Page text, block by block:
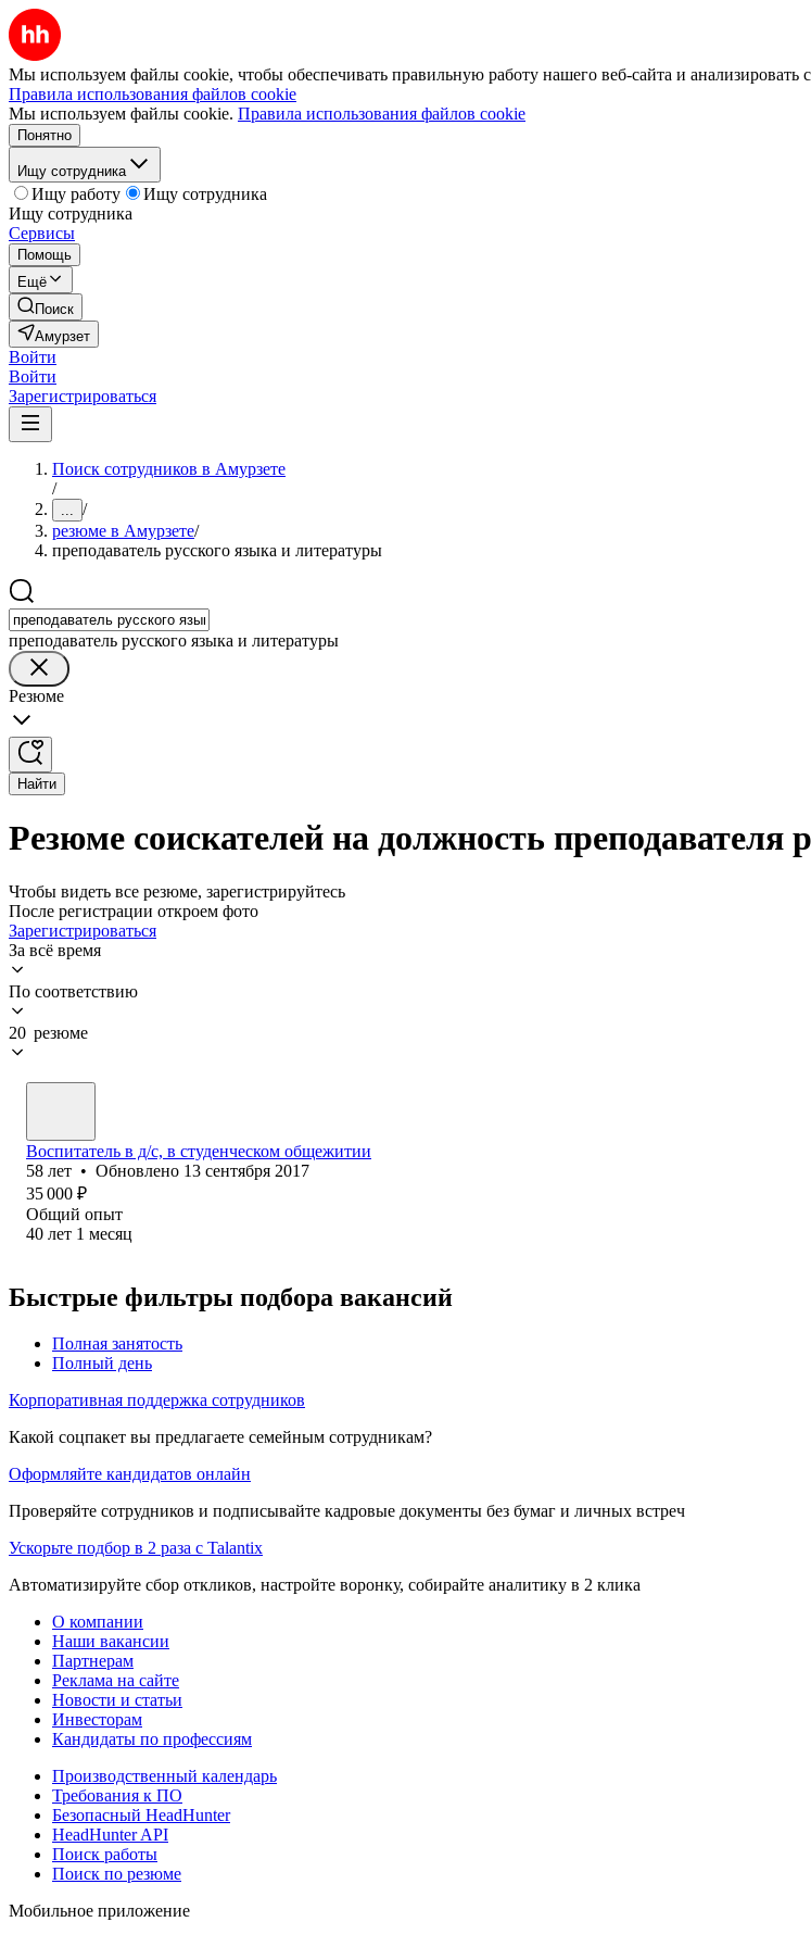
Мы используем файлы cookie, чтобы обеспечивать правильную работу нашего веб-сайта и анализировать
Правила использования файлов cookie
Мы используем файлы cookie. Правила использования файлов cookie
Понятно
Ищу сотрудника
Ищу работу
Ищу сотрудника
Ищу сотрудника
Сервисы
Помощь
Ещё
Поиск
Амурзет
Войти
Войти
Зарегистрироваться
Поиск сотрудников в Амурзете
/
... /
резюме в Амурзете/
преподаватель русского языка и литературы
преподаватель русского языка и литературы
Резюме
Найти
Резюме соискателей на должность
Чтобы видеть все резюме, зарегистрируйтесь
После регистрации откроем фото
Зарегистрироваться
За всё время
По соответствию
20 резюме
Воспи⁢татель в д/с, в студенческом общежитии
58 лет • Обновлено 13 сентября 2017
35 000 ₽
Общий опыт
40 лет 1 месяц
Быстрые фильтры подбора вакансий
Полная занятость
Полный день
Корпоративная поддержка сотрудников
Какой соцпакет вы предлагаете семейным сотрудникам?
Оформляйте кандидатов онлайн
Проверяйте сотрудников и подписывайте кадровые документы без бумаг и личных встреч
Ускорьте подбор в 2 раза с Talantix
Автоматизируйте сбор откликов, настройте воронку, собирайте аналитику в 2 клика
О компании
Наши вакансии
Партнерам
Реклама на сайте
Новости и статьи
Инвесторам
Кандидаты по профессиям
Производственный календарь
Требования к ПО
Безопасный HeadHunter
HeadHunter API
Поиск работы
Поиск по резюме
Мобильное приложение